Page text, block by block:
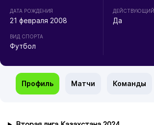
ДАТА РОЖДЕНИЯ
21 февраля 2008
ВИД СПОРТА
Футбол
ДЕЙСТВУЮЩИЙ
Да
Профиль Матчи Команды